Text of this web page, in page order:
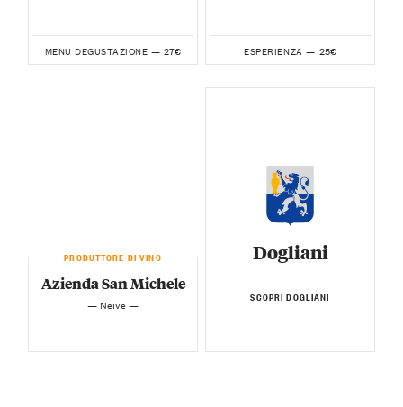
MENU DEGUSTAZIONE — 27€ ESPERIENZA — 25€
PRODUTTORE DI VINO
Azienda San Michele
— Neive —
Dogliani
SCOPRI DOGLIANI